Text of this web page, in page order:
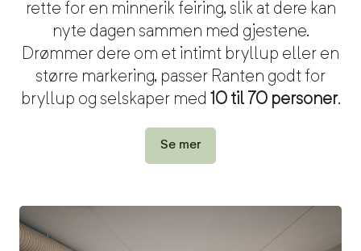
rette for en minnerik feiring, slik at dere kan
nyte dagen sammen med gjestene.
Drømmer dere om et intimt bryllup eller en
større markering, passer Ranten godt for
bryllup og selskaper med 10 til 70 personer.
Se mer